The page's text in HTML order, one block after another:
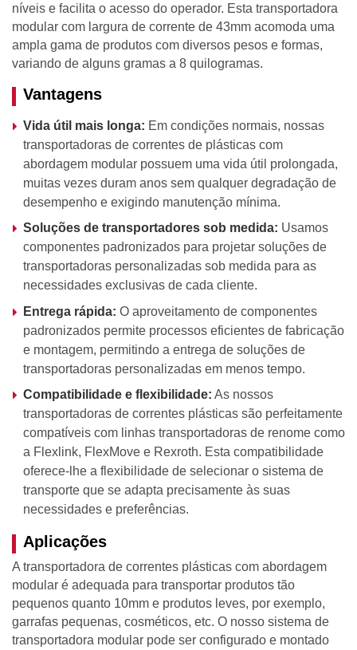
níveis e facilita o acesso do operador. Esta transportadora
modular com largura de corrente de 43mm acomoda uma
ampla gama de produtos com diversos pesos e formas,
variando de alguns gramas a 8 quilogramas.
Vantagens
Vida útil mais longa: Em condições normais, nossas
transportadoras de correntes de plásticas com
abordagem modular possuem uma vida útil prolongada,
muitas vezes duram anos sem qualquer degradação de
desempenho e exigindo manutenção mínima.
Soluções de transportadores sob medida: Usamos
componentes padronizados para projetar soluções de
transportadoras personalizadas sob medida para as
necessidades exclusivas de cada cliente.
Entrega rápida: O aproveitamento de componentes
padronizados permite processos eficientes de fabricação
e montagem, permitindo a entrega de soluções de
transportadoras personalizadas em menos tempo.
Compatibilidade e flexibilidade: As nossos
transportadoras de correntes plásticas são perfeitamente
compatíveis com linhas transportadoras de renome como
a Flexlink, FlexMove e Rexroth. Esta compatibilidade
oferece-lhe a flexibilidade de selecionar o sistema de
transporte que se adapta precisamente às suas
necessidades e preferências.
Aplicações
A transportadora de correntes plásticas com abordagem
modular é adequada para transportar produtos tão
pequenos quanto 10mm e produtos leves, por exemplo,
garrafas pequenas, cosméticos, etc. O nosso sistema de
transportadora modular pode ser configurado e montado